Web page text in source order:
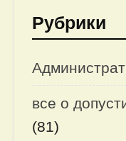
Рубрики
все о
(81)